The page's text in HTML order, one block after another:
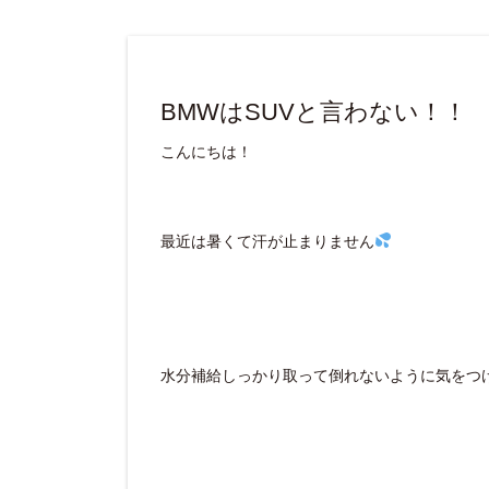
BMWはSUVと言わない！！
こんにちは！
最近は暑くて汗が止まりません
水分補給しっかり取って倒れないように気をつ